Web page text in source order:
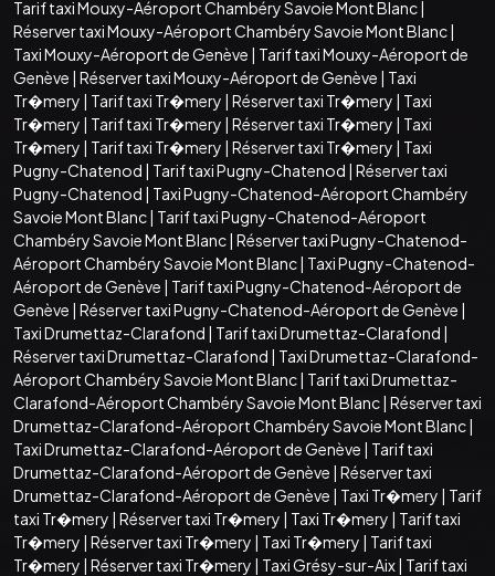
Tarif taxi Mouxy-Aéroport Chambéry Savoie Mont Blanc|
Réserver taxi Mouxy-Aéroport Chambéry Savoie Mont Blanc|
Taxi Mouxy-Aéroport de Genève | Tarif taxi Mouxy-Aéroport de
Genève | Réserver taxi Mouxy-Aéroport de Genève | Taxi
Tr�mery | Tarif taxi Tr�mery | Réserver taxi Tr�mery | Taxi
Tr�mery | Tarif taxi Tr�mery | Réserver taxi Tr�mery | Taxi
Tr�mery | Tarif taxi Tr�mery | Réserver taxi Tr�mery | Taxi
Pugny-Chatenod | Tarif taxi Pugny-Chatenod | Réserver taxi
Pugny-Chatenod | Taxi Pugny-Chatenod-Aéroport Chambéry
Savoie Mont Blanc| Tarif taxi Pugny-Chatenod-Aéroport
Chambéry Savoie Mont Blanc| Réserver taxi Pugny-Chatenod-
Aéroport Chambéry Savoie Mont Blanc| Taxi Pugny-Chatenod-
Aéroport de Genève | Tarif taxi Pugny-Chatenod-Aéroport de
Genève | Réserver taxi Pugny-Chatenod-Aéroport de Genève |
Taxi Drumettaz-Clarafond | Tarif taxi Drumettaz-Clarafond |
Réserver taxi Drumettaz-Clarafond | Taxi Drumettaz-Clarafond-
Aéroport Chambéry Savoie Mont Blanc| Tarif taxi Drumettaz-
Clarafond-Aéroport Chambéry Savoie Mont Blanc| Réserver taxi
Drumettaz-Clarafond-Aéroport Chambéry Savoie Mont Blanc|
Taxi Drumettaz-Clarafond-Aéroport de Genève | Tarif taxi
Drumettaz-Clarafond-Aéroport de Genève | Réserver taxi
Drumettaz-Clarafond-Aéroport de Genève | Taxi Tr�mery | Tarif
taxi Tr�mery | Réserver taxi Tr�mery | Taxi Tr�mery | Tarif taxi
Tr�mery | Réserver taxi Tr�mery | Taxi Tr�mery | Tarif taxi
Tr�mery | Réserver taxi Tr�mery | Taxi Grésy-sur-Aix| Tarif taxi